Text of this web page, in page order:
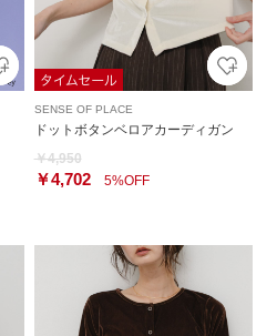
SENSE OF PLACE
ドットボタンベロアカーディガン
￥4,950
￥4,7025%OFF